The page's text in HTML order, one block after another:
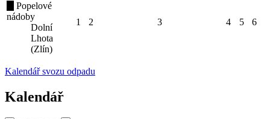
Popelové
nádoby
Dolní
Lhota
(Zlín)
1 2 3 4 5 6
Kalendář svozu odpadu
Kalendář